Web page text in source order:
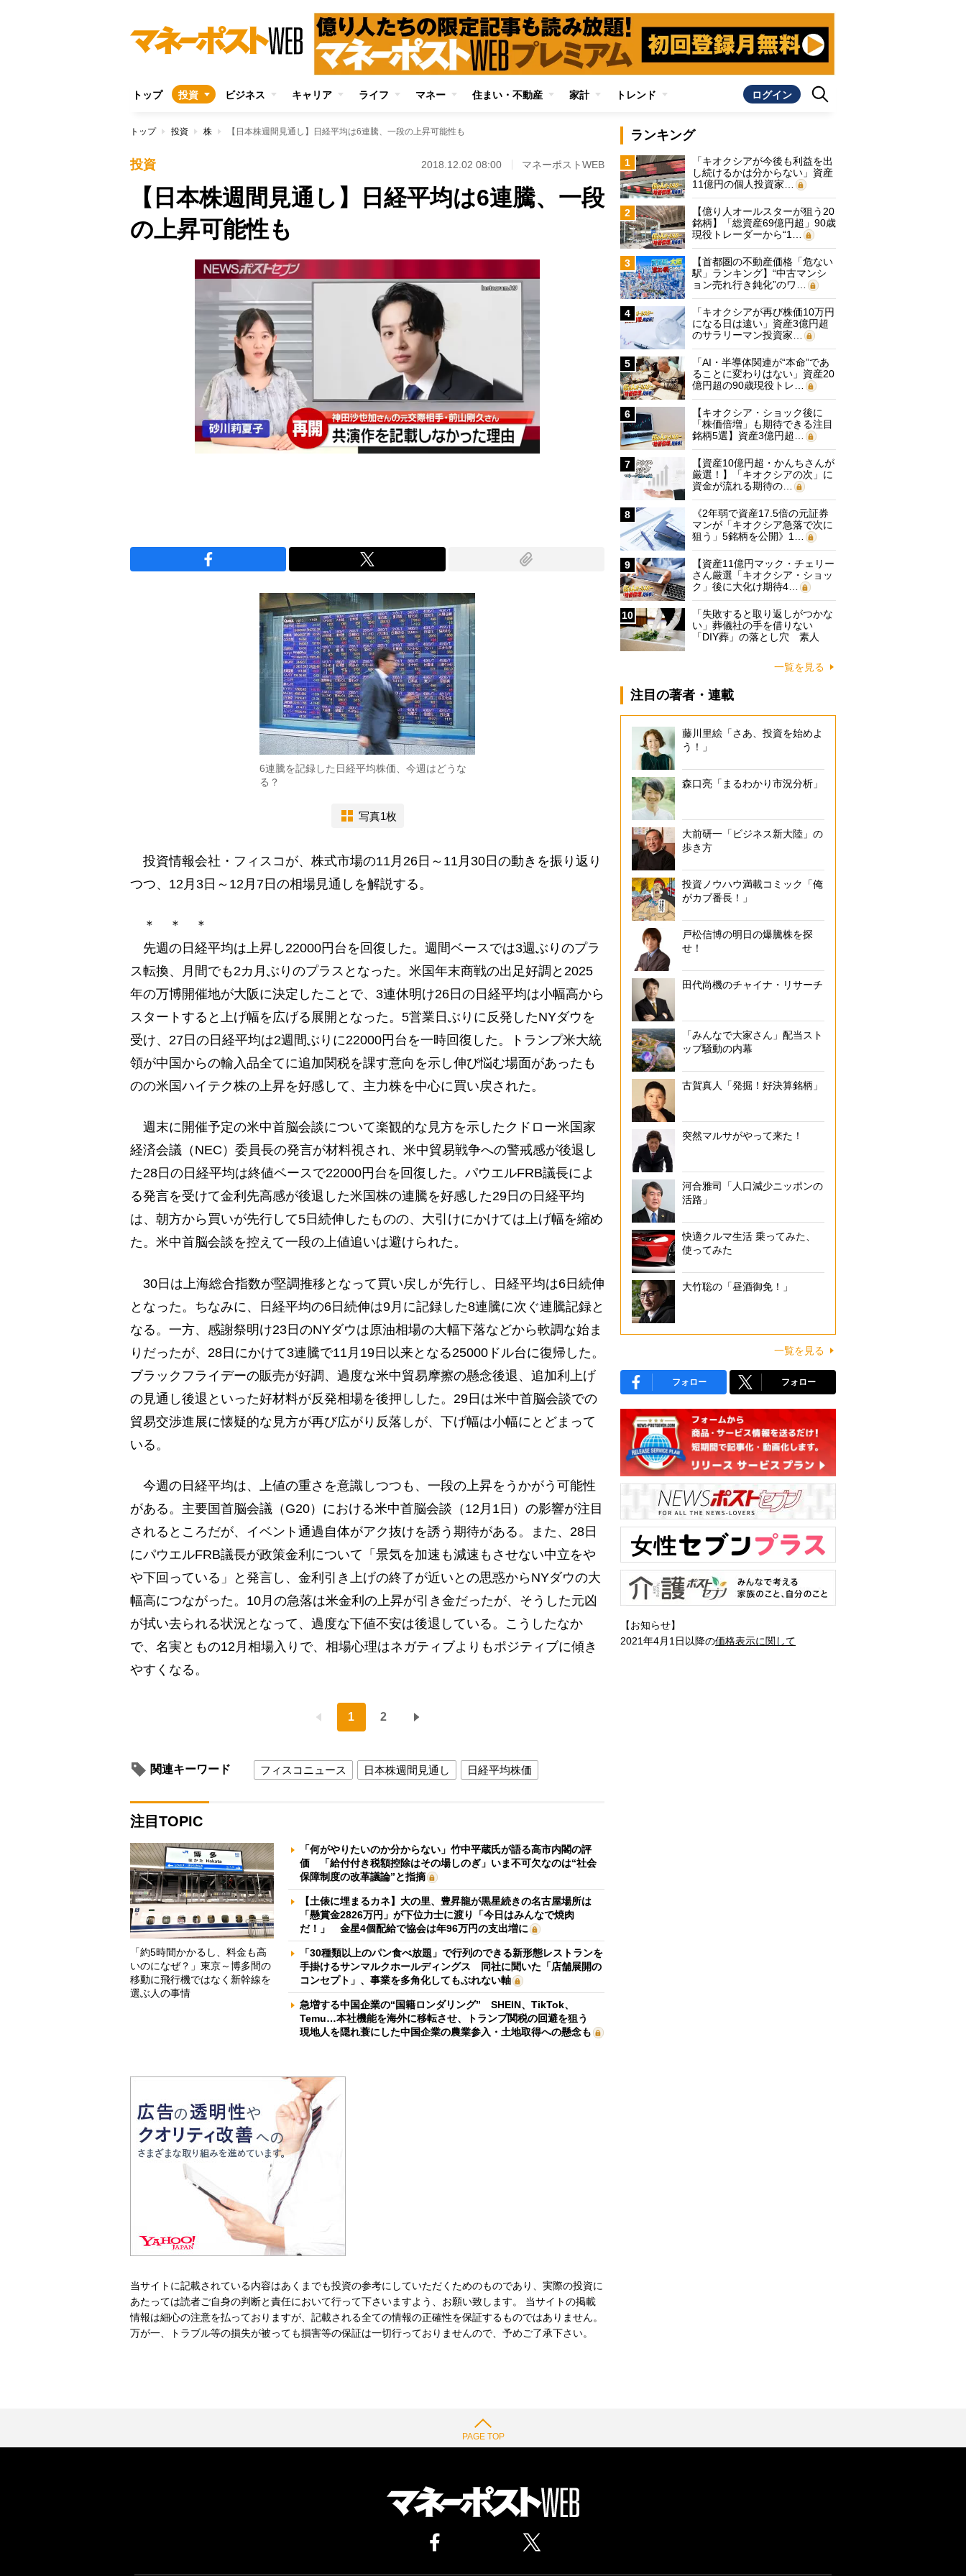
トップ 投資 ビジネス キャリア ライフ マネー 住まい・不動産 家計 トレンド ログイン
トップ 投資 株 【日本株週間見通し】日経平均は6連騰、一段の上昇可能性も
投資 2018.12.02 08:00 マネーポストWEB
【日本株週間見通し】日経平均は6連騰、一段
の上昇可能性も
6連騰を記録した日経平均株価、今週はどうな
る？
写真1枚
投資情報会社・フィスコが、株式市場の11月26日～11月30日の動きを振り返り
つつ、12月3日～12月7日の相場見通しを解説する。
＊ ＊ ＊
先週の日経平均は上昇し22000円台を回復した。週間ベースでは3週ぶりのプラ
ス転換、月間でも2カ月ぶりのプラスとなった。米国年末商戦の出足好調と2025
年の万博開催地が大阪に決定したことで、3連休明け26日の日経平均は小幅高から
スタートすると上げ幅を広げる展開となった。5営業日ぶりに反発したNYダウを
受け、27日の日経平均は2週間ぶりに22000円台を一時回復した。トランプ米大統
領が中国からの輸入品全てに追加関税を課す意向を示し伸び悩む場面があったも
のの米国ハイテク株の上昇を好感して、主力株を中心に買い戻された。
週末に開催予定の米中首脳会談について楽観的な見方を示したクドロー米国家
経済会議（NEC）委員長の発言が材料視され、米中貿易戦争への警戒感が後退し
た28日の日経平均は終値ベースで22000円台を回復した。パウエルFRB議長によ
る発言を受けて金利先高感が後退した米国株の連騰を好感した29日の日経平均
は、朝方から買いが先行して5日続伸したものの、大引けにかけては上げ幅を縮め
た。米中首脳会談を控えて一段の上値追いは避けられた。
30日は上海総合指数が堅調推移となって買い戻しが先行し、日経平均は6日続伸
となった。ちなみに、日経平均の6日続伸は9月に記録した8連騰に次ぐ連騰記録と
なる。一方、感謝祭明け23日のNYダウは原油相場の大幅下落などから軟調な始ま
りだったが、28日にかけて3連騰で11月19日以来となる25000ドル台に復帰した。
ブラックフライデーの販売が好調、過度な米中貿易摩擦の懸念後退、追加利上げ
の見通し後退といった好材料が反発相場を後押しした。29日は米中首脳会談での
貿易交渉進展に懐疑的な見方が再び広がり反落しが、下げ幅は小幅にとどまって
いる。
今週の日経平均は、上値の重さを意識しつつも、一段の上昇をうかがう可能性
がある。主要国首脳会議（G20）における米中首脳会談（12月1日）の影響が注目
されるところだが、イベント通過自体がアク抜けを誘う期待がある。また、28日
にパウエルFRB議長が政策金利について「景気を加速も減速もさせない中立をや
や下回っている」と発言し、金利引き上げの終了が近いとの思惑からNYダウの大
幅高につながった。10月の急落は米金利の上昇が引き金だったが、そうした元凶
が拭い去られる状況となって、過度な下値不安は後退している。こうしたなか
で、名実ともの12月相場入りで、相場心理はネガティブよりもポジティブに傾き
やすくなる。
1 2
関連キーワード フィスコニュース 日本株週間見通し 日経平均株価
注目TOPIC
「約5時間かかるし、料金も高
いのになぜ？」東京～博多間の
移動に飛行機ではなく新幹線を
選ぶ人の事情
「何がやりたいのか分からない」竹中平蔵氏が語る高市内閣の評
価 「給付付き税額控除はその場しのぎ」いま不可欠なのは“社会
保障制度の改革議論”と指摘
【土俵に埋まるカネ】大の里、豊昇龍が黒星続きの名古屋場所は
「懸賞金2826万円」が下位力士に渡り「今日はみんなで焼肉
だ！」 金星4個配給で協会は年96万円の支出増に
「30種類以上のパン食べ放題」で行列のできる新形態レストランを
手掛けるサンマルクホールディングス 同社に聞いた「店舗展開の
コンセプト」、事業を多角化してもぶれない軸
急増する中国企業の“国籍ロンダリング” SHEIN、TikTok、
Temu…本社機能を海外に移転させ、トランプ関税の回避を狙う
現地人を隠れ蓑にした中国企業の農業参入・土地取得への懸念も
当サイトに記載されている内容はあくまでも投資の参考にしていただくためのものであり、実際の投資に
あたっては読者ご自身の判断と責任において行って下さいますよう、お願い致します。 当サイトの掲載
情報は細心の注意を払っておりますが、記載される全ての情報の正確性を保証するものではありません。
万が一、トラブル等の損失が被っても損害等の保証は一切行っておりませんので、予めご了承下さい。
ランキング
1
「キオクシアが今後も利益を出
し続けるかは分からない」資産
11億円の個人投資家…
2
【億り人オールスターが狙う20
銘柄】「総資産69億円超」90歳
現役トレーダーから“1…
3
【首都圏の不動産価格「危ない
駅」ランキング】“中古マンシ
ョン売れ行き鈍化”のワ…
4
「キオクシアが再び株価10万円
になる日は遠い」資産3億円超
のサラリーマン投資家…
5
「AI・半導体関連が“本命”であ
ることに変わりはない」資産20
億円超の90歳現役トレ…
6
【キオクシア・ショック後に
「株価倍増」も期待できる注目
銘柄5選】資産3億円超…
7
【資産10億円超・かんちさんが
厳選！】「キオクシアの次」に
資金が流れる期待の…
8
《2年弱で資産17.5倍の元証券
マンが「キオクシア急落で次に
狙う」5銘柄を公開》1…
9
【資産11億円マック・チェリー
さん厳選「キオクシア・ショッ
ク」後に大化け期待4…
10
「失敗すると取り返しがつかな
い」葬儀社の手を借りない
「DIY葬」の落とし穴 素人
一覧を見る
注目の著者・連載
藤川里絵「さあ、投資を始めよ
う！」
森口亮「まるわかり市況分析」
大前研一「ビジネス新大陸」の
歩き方
投資ノウハウ満載コミック「俺
がカブ番長！」
戸松信博の明日の爆騰株を探
せ！
田代尚機のチャイナ・リサーチ
「みんなで大家さん」配当スト
ップ騒動の内幕
古賀真人「発掘！好決算銘柄」
突然マルサがやって来た！
河合雅司「人口減少ニッポンの
活路」
快適クルマ生活 乗ってみた、
使ってみた
大竹聡の「昼酒御免！」
一覧を見る
フォロー フォロー
【お知らせ】
2021年4月1日以降の価格表示に関して
PAGE TOP